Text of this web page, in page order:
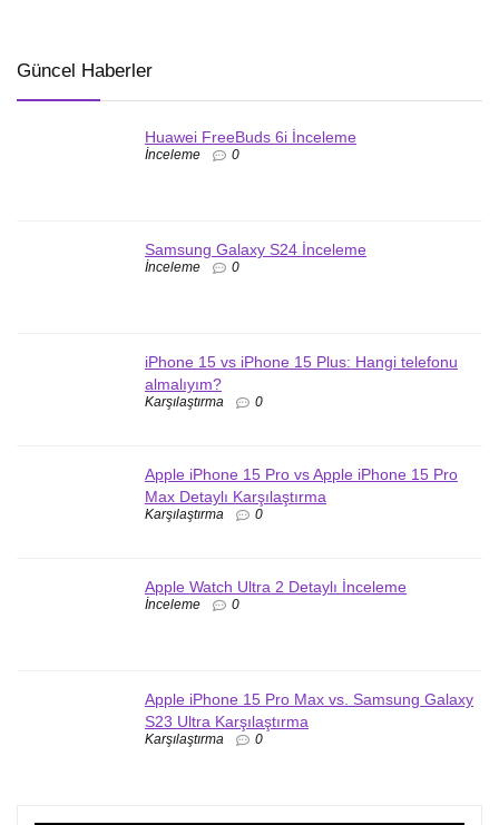
Güncel Haberler
Huawei FreeBuds 6i İnceleme
İnceleme 0
Samsung Galaxy S24 İnceleme
İnceleme 0
iPhone 15 vs iPhone 15 Plus: Hangi telefonu
almalıyım?
Karşılaştırma 0
Apple iPhone 15 Pro vs Apple iPhone 15 Pro
Max Detaylı Karşılaştırma
Karşılaştırma 0
Apple Watch Ultra 2 Detaylı İnceleme
İnceleme 0
Apple iPhone 15 Pro Max vs. Samsung Galaxy
S23 Ultra Karşılaştırma
Karşılaştırma 0